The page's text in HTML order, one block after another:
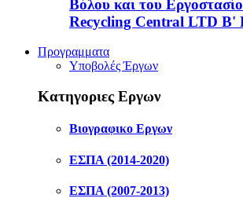
Βόλου και του
Recycling Central LTD Β'
Προγραμματα
Υποβολές Έργων
Κατηγοριες Εργων
Βιογραφικο Εργων
ΕΣΠΑ (2014-2020)
ΕΣΠΑ (2007-2013)